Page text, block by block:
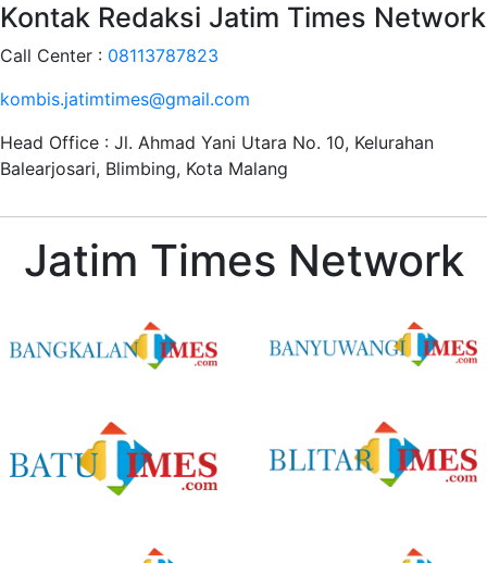
Kontak Redaksi Jatim Times Network
Call Center : 08113787823
kombis.jatimtimes@gmail.com
Head Office : Jl. Ahmad Yani Utara No. 10, Kelurahan
Balearjosari, Blimbing, Kota Malang
Jatim Times Network